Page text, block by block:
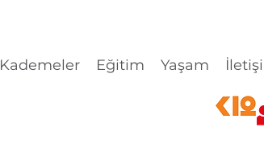
Kademeler Eğitim Yaşam